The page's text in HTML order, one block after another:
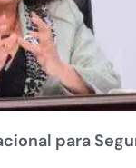
para